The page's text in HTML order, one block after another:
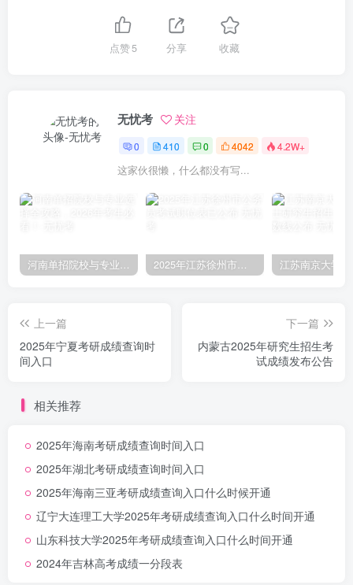
点赞5 分享 收藏
无忧考 关注
0 410 0 4042 4.2W+
这家伙很懒，什么都没有写...
河南单招院校与专业选择全攻略，2026年考生必看！ 2025年江苏徐州市公务员考试职位表已公布
上一篇
2025年宁夏考研成绩查询时
间入口
下一篇
内蒙古2025年研究生招生考
试成绩发布公告
相关推荐
2025年海南考研成绩查询时间入口
2025年湖北考研成绩查询时间入口
2025年海南三亚考研成绩查询入口什么时候开通
辽宁大连理工大学2025年考研成绩查询入口什么时间开通
山东科技大学2025年考研成绩查询入口什么时间开通
2024年吉林高考成绩一分段表